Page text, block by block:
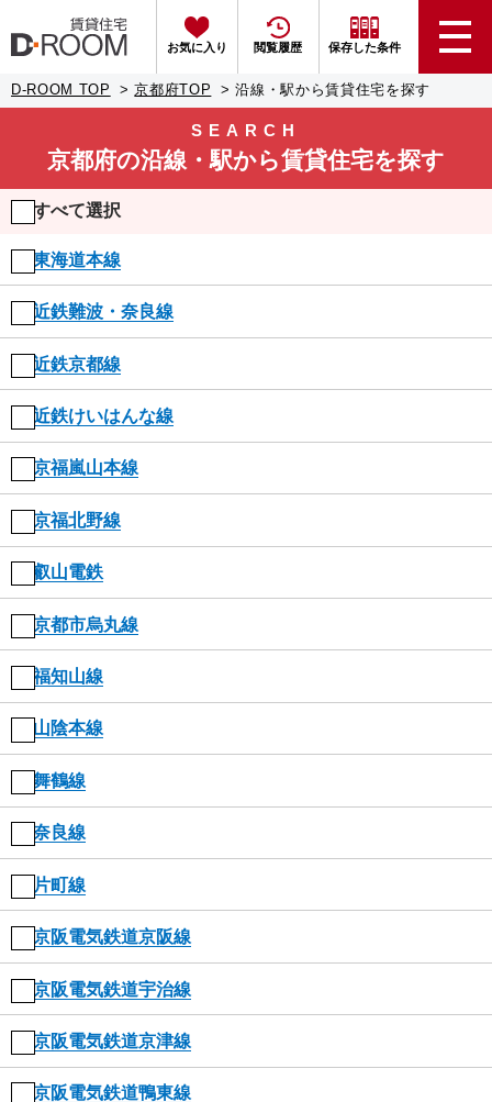
お気に入り 閲覧履歴 保存した条件
D-ROOM TOP 京都府TOP 沿線・駅から賃貸住宅を探す
SEARCH
京都府の沿線・駅から賃貸住宅を探す
すべて選択
東海道本線
近鉄難波・奈良線
近鉄京都線
近鉄けいはんな線
京福嵐山本線
京福北野線
叡山電鉄
京都市烏丸線
福知山線
山陰本線
舞鶴線
奈良線
片町線
京阪電気鉄道京阪線
京阪電気鉄道宇治線
京阪電気鉄道京津線
京阪電気鉄道鴨東線